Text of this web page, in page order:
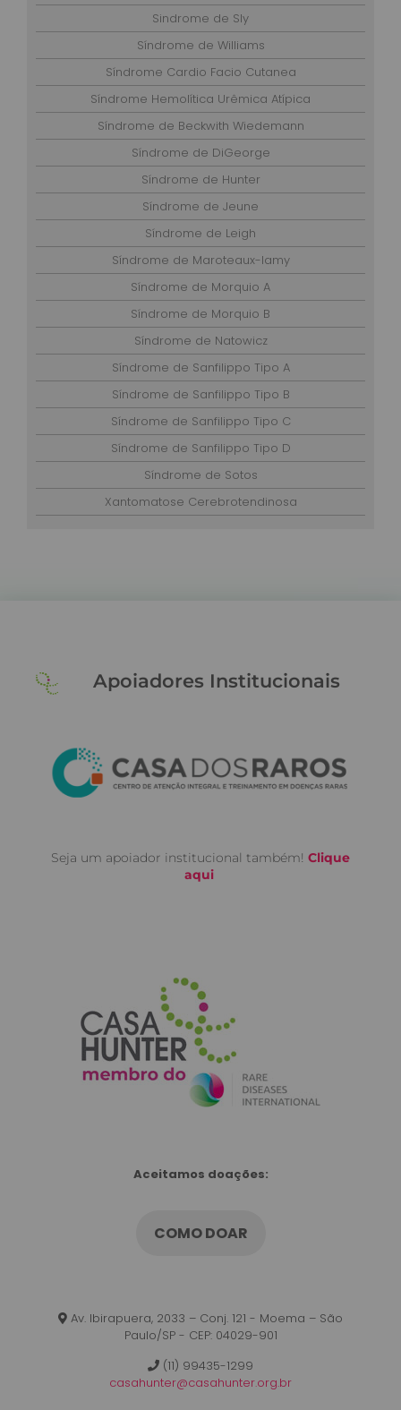
Sindrome de Sly
Síndrome de Williams
Síndrome Cardio Facio Cutanea
Síndrome Hemolítica Urêmica Atípica
Síndrome de Beckwith Wiedemann
Síndrome de DiGeorge
Síndrome de Hunter
Síndrome de Jeune
Síndrome de Leigh
Síndrome de Maroteaux-lamy
Síndrome de Morquio A
Síndrome de Morquio B
Síndrome de Natowicz
Síndrome de Sanfilippo Tipo A
Síndrome de Sanfilippo Tipo B
Síndrome de Sanfilippo Tipo C
Síndrome de Sanfilippo Tipo D
Síndrome de Sotos
Xantomatose Cerebrotendinosa
Apoiadores Institucionais
Seja um apoiador institucional também! Clique
aqui
Aceitamos doações:
COMO DOAR
Av. Ibirapuera, 2033 – Conj. 121 - Moema – São
Paulo/SP - CEP: 04029-901
(11) 99435-1299
casahunter@casahunter.org.br